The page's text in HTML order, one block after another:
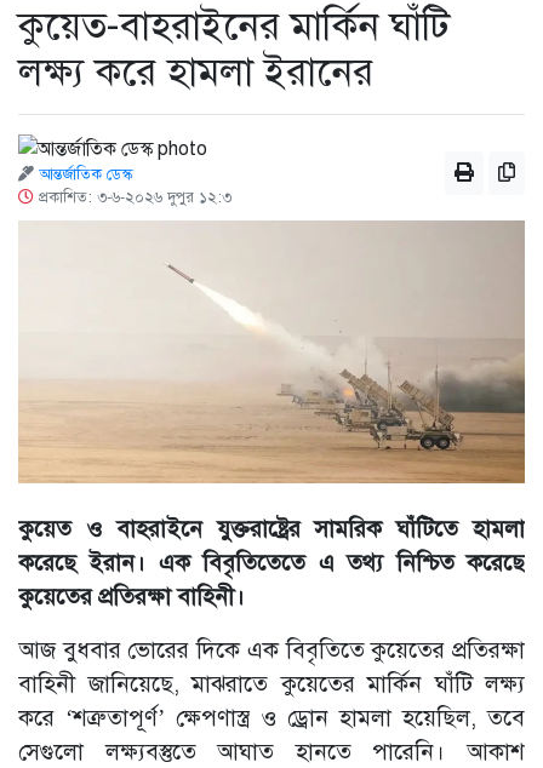
কুয়েত-বাহরাইনের মার্কিন ঘাঁটি
লক্ষ্য করে হামলা ইরানের
আন্তর্জাতিক ডেস্ক
প্রকাশিত: ৩-৬-২০২৬ দুপুর ১২:৩
কুয়েত ও বাহরাইনে যুক্তরাষ্ট্রের সামরিক ঘাঁটিতে হামলা
করেছে ইরান। এক বিবৃতিতেতে এ তথ্য নিশ্চিত করেছে
কুয়েতের প্রতিরক্ষা বাহিনী।
আজ বুধবার ভোরের দিকে এক বিবৃতিতে কুয়েতের প্রতিরক্ষা
বাহিনী জানিয়েছে, মাঝরাতে কুয়েতের মার্কিন ঘাঁটি লক্ষ্য
করে ‘শত্রুতাপূর্ণ’ ক্ষেপণাস্ত্র ও ড্রোন হামলা হয়েছিল, তবে
সেগুলো লক্ষ্যবস্তুতে আঘাত হানতে পারেনি। আকাশ